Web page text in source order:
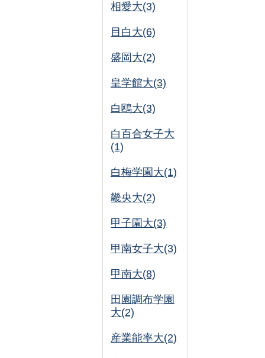
相愛大(3)
目白大(6)
盛岡大(2)
皇学館大(3)
白鴎大(3)
白百合女子大
(1)
白梅学園大(1)
畿央大(2)
甲子園大(3)
甲南女子大(3)
甲南大(8)
田園調布学園
大(2)
産業能率大(2)